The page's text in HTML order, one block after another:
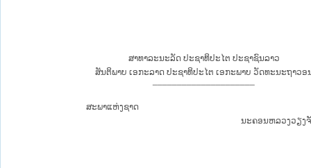
ສາທາລະນະລັດ ປະຊາທິປະໄຕ ປະຊາຊົນລາວ
ສັນຕິພາບ ເອກະລາດ ປະຊາທິປະໄຕ ເອກະພາບ ວັດທະນະຖາວອ
_____________________
ສະພາແຫ່ງຊາດ
ນະຄອນຫລວງວຽງ